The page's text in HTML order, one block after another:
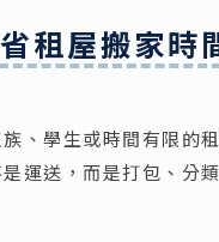
租屋搬家時
、學生或時間有限的
運送，而是打包、分